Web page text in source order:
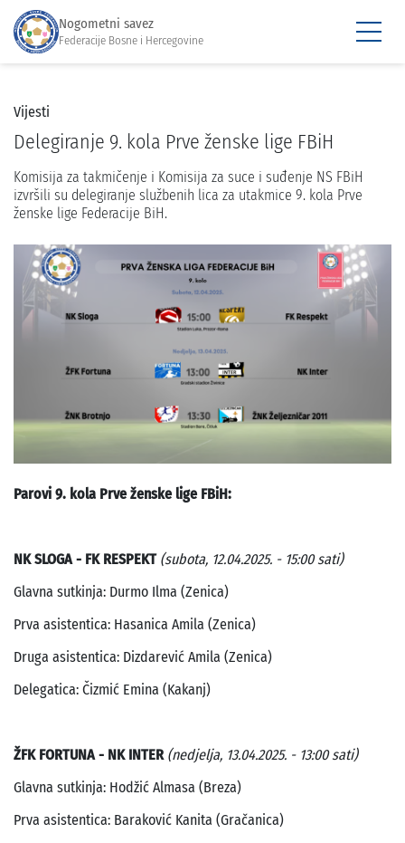
Nogometni savez
Federacije Bosne i Hercegovine
Vijesti
Delegiranje 9. kola Prve ženske lige FBiH
Komisija za takmičenje i Komisija za suce i suđenje NS FBiH
izvršili su delegiranje službenih lica za utakmice 9. kola Prve
ženske lige Federacije BiH.
Parovi 9. kola Prve ženske lige FBiH:
NK SLOGA - FK RESPEKT (subota, 12.04.2025. - 15:00 sati)
Glavna sutkinja: Durmo Ilma (Zenica)
Prva asistentica: Hasanica Amila (Zenica)
Druga asistentica: Dizdarević Amila (Zenica)
Delegatica: Čizmić Emina (Kakanj)
ŽFK FORTUNA - NK INTER (nedjelja, 13.04.2025. - 13:00 sati)
Glavna sutkinja: Hodžić Almasa (Breza)
Prva asistentica: Baraković Kanita (Gračanica)